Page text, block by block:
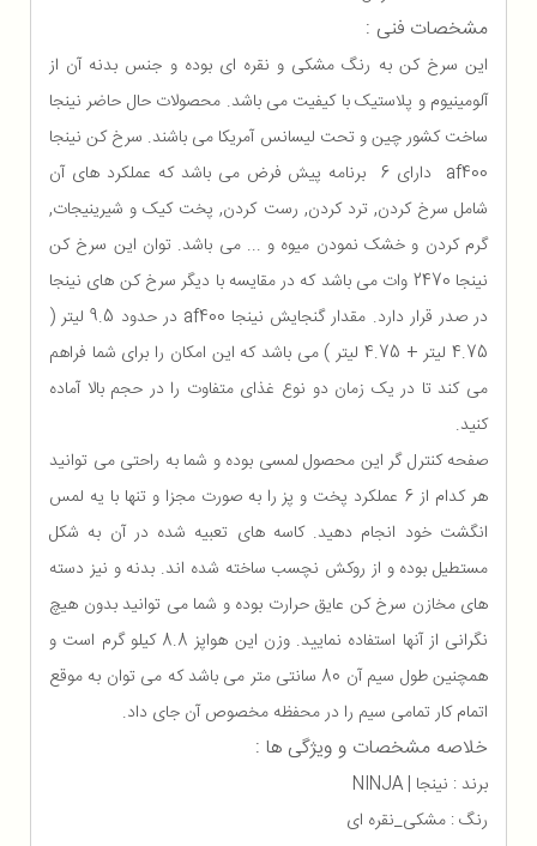
مشخصات فنی :
این سرخ کن به رنگ مشکی و نقره ای بوده و جنس بدنه آن از
آلومینیوم و پلاستیک با کیفیت می باشد. محصولات حال حاضر نینجا
ساخت کشور چین و تحت لیسانس آمریکا می باشند. سرخ کن نینجا
af400 دارای 6 برنامه پیش فرض می باشد که عملکرد های آن
شامل سرخ کردن, ترد کردن, رست کردن, پخت کیک و شیرینیجات,
گرم کردن و خشک نمودن میوه و ... می باشد. توان این سرخ کن
نینجا 2470 وات می باشد که در مقایسه با دیگر سرخ کن های نینجا
در صدر قرار دارد. مقدار گنجایش نینجا af400 در حدود 9.5 لیتر (
4.75 لیتر + 4.75 لیتر ) می باشد که این امکان را برای شما فراهم
می کند تا در یک زمان دو نوع غذای متفاوت را در حجم بالا آماده
کنید.
صفحه کنترل گر این محصول لمسی بوده و شما به راحتی می توانید
هر کدام از 6 عملکرد پخت و پز را به صورت مجزا و تنها با یه لمس
انگشت خود انجام دهید. کاسه های تعبیه شده در آن به شکل
مستطیل بوده و از روکش نچسب ساخته شده اند. بدنه و نیز دسته
های مخازن سرخ کن عایق حرارت بوده و شما می توانید بدون هیچ
نگرانی از آنها استفاده نمایید. وزن این هواپز 8.8 کیلو گرم است و
همچنین طول سیم آن 80 سانتی متر می باشد که می توان به موقع
اتمام کار تمامی سیم را در محفظه مخصوص آن جای داد.
خلاصه مشخصات و ویژگی ها :
برند : نینجا | NINJA
رنگ : مشکی_نقره ای